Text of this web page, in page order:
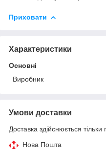
Приховати
Характеристики
Основні
Виробник
Умови доставки
Доставка здійснюється тільки
Нова Пошта